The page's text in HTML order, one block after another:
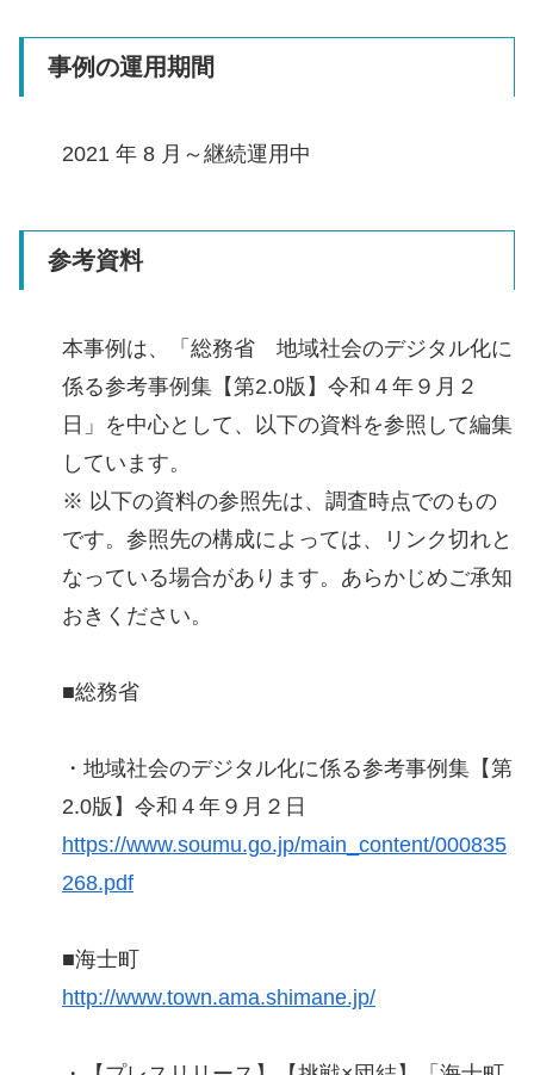
事例の運用期間
2021 年 8 月～継続運用中
参考資料
本事例は、「総務省 地域社会のデジタル化に
係る参考事例集【第2.0版】令和４年９月２
日」を中心として、以下の資料を参照して編集
しています。
※ 以下の資料の参照先は、調査時点でのもの
です。参照先の構成によっては、リンク切れと
なっている場合があります。あらかじめご承知
おきください。
■総務省
・地域社会のデジタル化に係る参考事例集【第
2.0版】令和４年９月２日
https://www.soumu.go.jp/main_content/000835
268.pdf
■海士町
http://www.town.ama.shimane.jp/